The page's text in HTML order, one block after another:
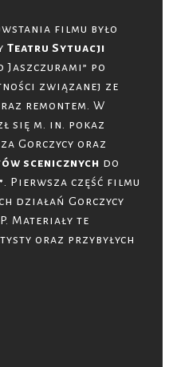
filmu było
Teatru Sytuacji
Jaszczurami” po
związanej ze
remontem. W
się m. in. pokaz
Gorczycy oraz
scenicznych do
. Pierwsza część filmu
działań Gorczycy
Materiały te
oraz przybyłych